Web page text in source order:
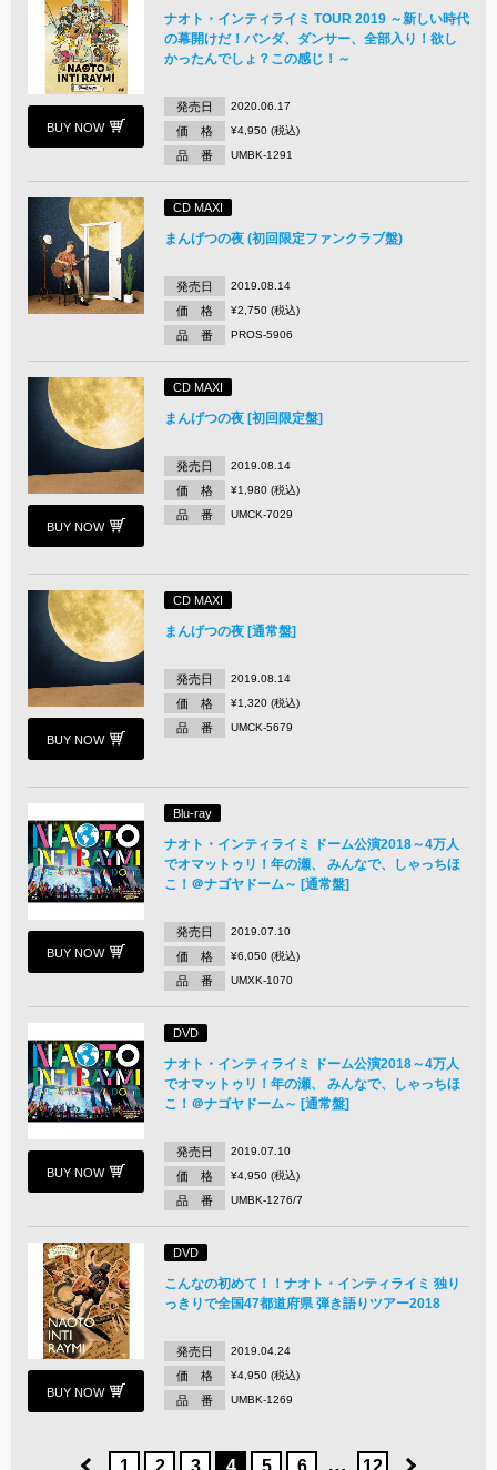
BUY NOW
ナオト・インティライミ TOUR 2019 ～新しい時代
の幕開けだ！バンダ、ダンサー、全部入り！欲し
かったんでしょ？この感じ！～
発売日 2020.06.17
価 格 ¥4,950 (税込)
品 番 UMBK-1291
CD MAXI
まんげつの夜 (初回限定ファンクラブ盤)
発売日 2019.08.14
価 格 ¥2,750 (税込)
品 番 PROS-5906
BUY NOW
CD MAXI
まんげつの夜 [初回限定盤]
発売日 2019.08.14
価 格 ¥1,980 (税込)
品 番 UMCK-7029
BUY NOW
CD MAXI
まんげつの夜 [通常盤]
発売日 2019.08.14
価 格 ¥1,320 (税込)
品 番 UMCK-5679
BUY NOW
Blu-ray
ナオト・インティライミ ドーム公演2018～4万人
でオマットゥリ！年の瀬、 みんなで、しゃっちほ
こ！＠ナゴヤドーム～ [通常盤]
発売日 2019.07.10
価 格 ¥6,050 (税込)
品 番 UMXK-1070
BUY NOW
DVD
ナオト・インティライミ ドーム公演2018～4万人
でオマットゥリ！年の瀬、 みんなで、しゃっちほ
こ！＠ナゴヤドーム～ [通常盤]
発売日 2019.07.10
価 格 ¥4,950 (税込)
品 番 UMBK-1276/7
BUY NOW
DVD
こんなの初めて！！ナオト・インティライミ 独り
っきりで全国47都道府県 弾き語りツアー2018
発売日 2019.04.24
価 格 ¥4,950 (税込)
品 番 UMBK-1269
1 2 3 4 5 6 … 12